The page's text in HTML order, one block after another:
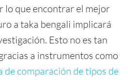
lo que encontrar el mejor
a taka bengali implicará
Esto no es tan
a instrumentos como
de comparación de tipos de